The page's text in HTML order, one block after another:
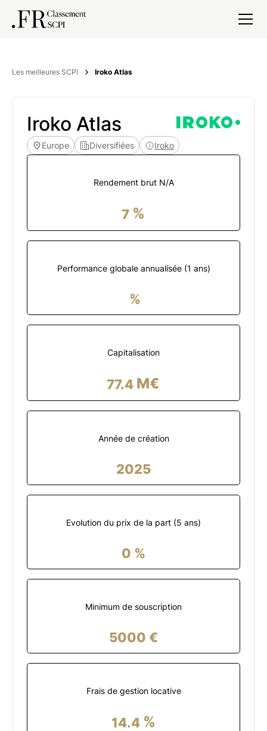
Les meilleures SCPI Iroko Atlas
Iroko Atlas
Europe Diversifiées Iroko
Rendement brut N/A
7 %
Performance globale annualisée (1 ans)
%
Capitalisation
77.4 M€
Année de création
2025
Evolution du prix de la part (5 ans)
0 %
Minimum de souscription
5000 €
Frais de gestion locative
14.4%